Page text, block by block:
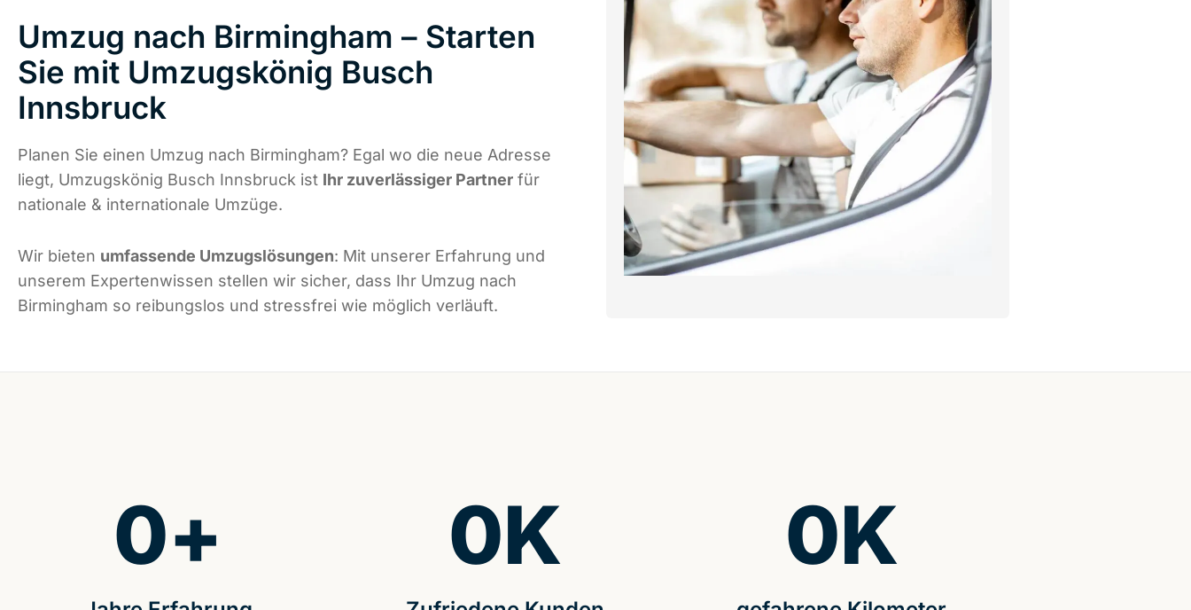
Umzug nach Birmingham – Starten
Sie mit Umzugskönig Busch
Innsbruck
Planen Sie einen Umzug nach Birmingham? Egal wo die neue Adresse
liegt, Umzugskönig Busch Innsbruck ist Ihr zuverlässiger Partner für
nationale & internationale Umzüge.
Wir bieten umfassende Umzugslösungen: Mit unserer Erfahrung und
unserem Expertenwissen stellen wir sicher, dass Ihr Umzug nach
Birmingham so reibungslos und stressfrei wie möglich verläuft.
0+ 0K 0K